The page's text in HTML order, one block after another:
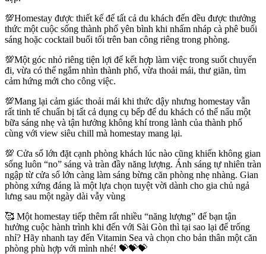
💯Homestay được thiết kế để tất cả du khách đến đều được thưởng
thức một cuộc sống thành phố yên bình khi nhấm nháp cà phê buổi
sáng hoặc cocktail buổi tối trên ban công riêng trong phòng.
💯Một góc nhỏ riêng tiện lợi để kết hợp làm việc trong suốt chuyến
đi, vừa có thể ngắm nhìn thành phố, vừa thoải mái, thư giãn, tìm
cảm hứng mới cho công việc.
💯Mang lại cảm giác thoải mái khi thức dậy nhưng homestay vẫn
rất tinh tế chuẩn bị tất cả dụng cụ bếp để du khách có thể nấu một
bữa sáng nhẹ và tận hưởng không khí trong lành của thành phố
cùng với view siêu chill mà homestay mang lại.
💯 Cửa sổ lớn đặt cạnh phòng khách lúc nào cũng khiến không gian
sống luôn “no” sáng và tràn đầy năng lượng. Ánh sáng tự nhiên tràn
ngập từ cửa sổ lớn càng làm sáng bừng căn phòng nhẹ nhàng. Gian
phòng xứng đáng là một lựa chọn tuyệt vời dành cho gia chủ ngả
lưng sau một ngày dài vẫy vùng
🥰 Một homestay tiếp thêm rất nhiều “năng lượng” để bạn tận
hưởng cuộc hành trình khi đến với Sài Gòn thì tại sao lại để trống
nhỉ? Hãy nhanh tay đến Vitamin Sea và chọn cho bản thân một căn
phòng phù hợp với mình nhé! 💝💝💝